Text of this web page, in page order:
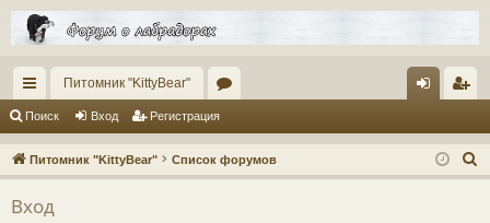
с
ы
лк
и
Питомник "KittyBear"
ор
ум
ы
д ис
тр
Поиск Вход Регистрация
Питомник "KittyBear" Список форумов
о
Вход